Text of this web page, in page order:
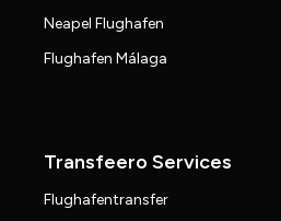
Neapel Flughafen
Flughafen Málaga
Transfeero Services
Flughafentransfer